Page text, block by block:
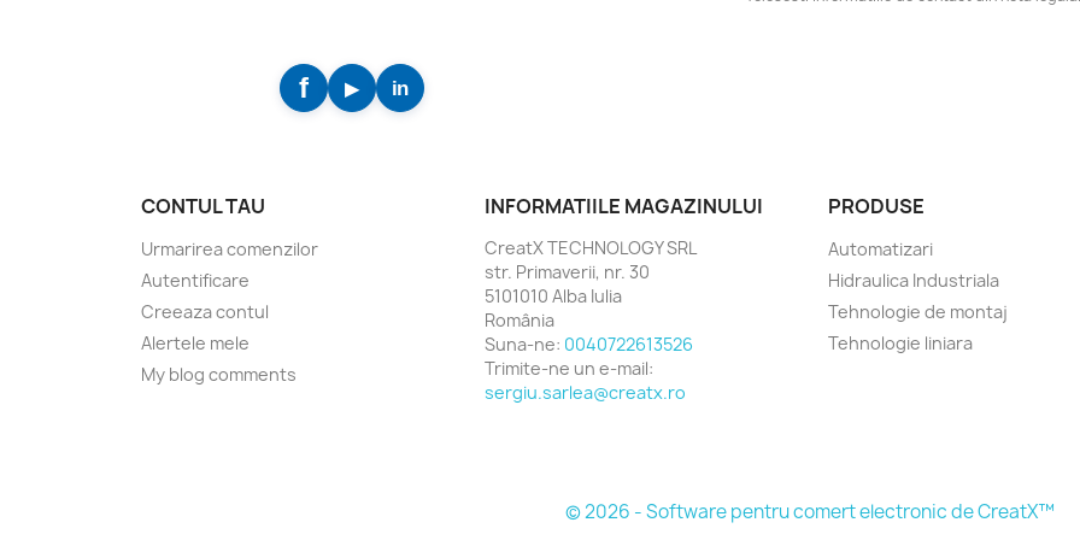
CONTUL TAU
Urmarirea comenzilor
Autentificare
Creeaza contul
Alertele mele
My blog comments
INFORMATIILE MAGAZINULUI
CreatX TECHNOLOGY SRL
str. Primaverii, nr. 30
5101010 Alba Iulia
România
Suna-ne: 0040722613526
Trimite-ne un e-mail:
sergiu.sarlea@creatx.ro
PRODUSE
Automatizari
Hidraulica Industriala
Tehnologie de montaj
Tehnologie liniara
© 2026 - Software pentru comert electronic de CreatX™